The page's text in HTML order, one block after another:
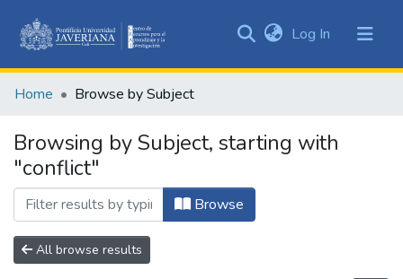
&
All of DSpace
Log In (current)
Home Browse by Subject
Browsing by Subject, starting with
"conflict"
Browse
All browse results